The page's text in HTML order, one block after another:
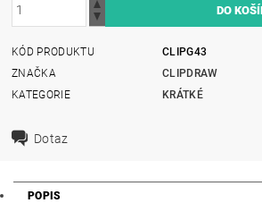
KÓD PRODUKTU
CLIPG43
ZNAČKA
CLIPDRAW
KATEGORIE
KRÁTKÉ
Dotaz
POPIS